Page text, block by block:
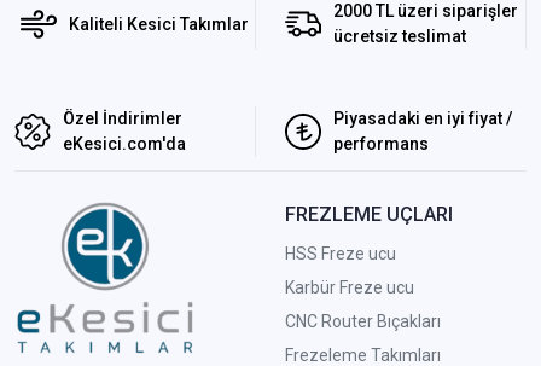
Kaliteli Kesici Takımlar
2000 TL üzeri siparişler
ücretsiz teslimat
Özel İndirimler
eKesici.com'da
Piyasadaki en iyi fiyat /
performans
FREZLEME UÇLARI
HSS Freze ucu
Karbür Freze ucu
CNC Router Bıçakları
Frezeleme Takımları